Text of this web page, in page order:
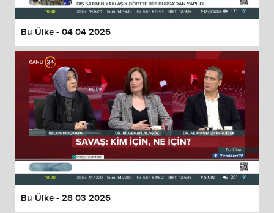
Bu Ülke - 04 04 2026
Bu Ülke - 28 03 2026